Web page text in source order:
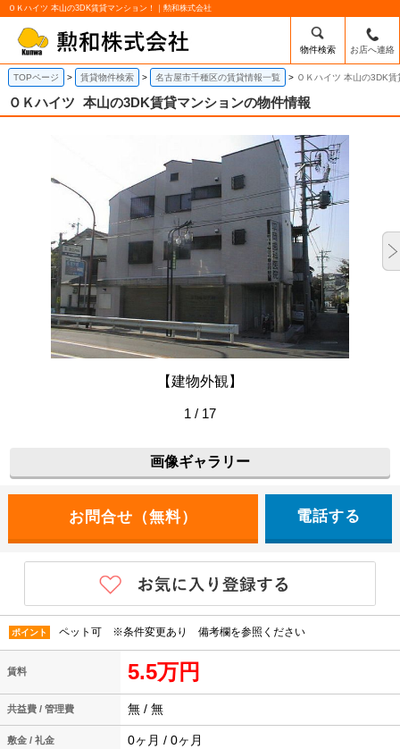
ＯＫハイツ 本山の3DK賃貸マンション！｜勲和株式会社
物件検索 お店へ連絡
TOPページ 賃貸物件検索 名古屋市千種区の賃貸情報一覧 ＯＫハイツ 本山の3DK
ＯＫハイツ 本山の3DK賃貸マンションの物件情報
【建物外観】
1 / 17
画像ギャラリー
電話する
ポイント ペット可 ※条件変更あり 備考欄を参照ください
賃料 5.5万円
共益費 / 管理費 無 / 無
敷金 / 礼金 0ヶ月 / 0ヶ月